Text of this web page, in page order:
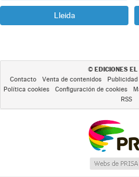
Lleida
© EDICIONES
Contacto Venta de contenidos Publicidad
Política cookies
Configuración de cookies
RSS